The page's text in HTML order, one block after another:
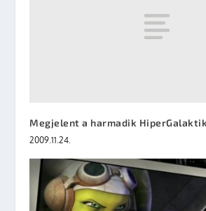
Megjelent a harmadik
2009.11.24.